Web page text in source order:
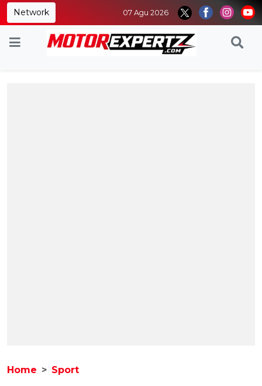
Network 07 Agu 2026
Home Sport